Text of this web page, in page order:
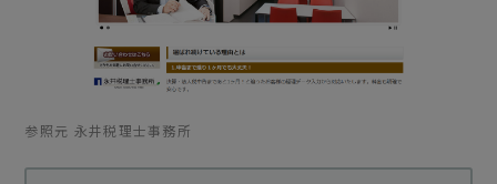
参照元 永井税理士事務所